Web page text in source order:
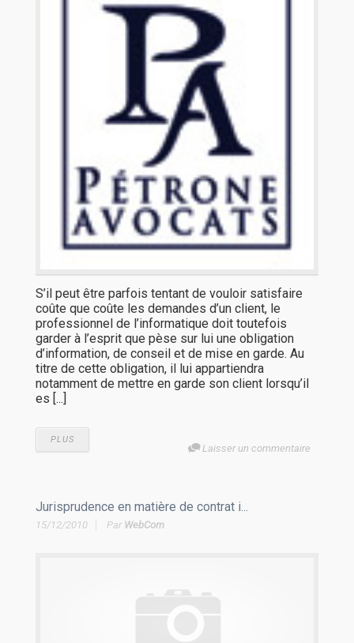
S’il peut être parfois tentant de vouloir satisfaire
coûte que coûte les demandes d’un client, le
professionnel de l’informatique doit toutefois
garder à l’esprit que pèse sur lui une obligation
d’information, de conseil et de mise en garde. Au
titre de cette obligation, il lui appartiendra
notamment de mettre en garde son client lorsqu’il
es [...]
PLUS
Laisser un commentaire
Jurisprudence en matière de contrat i...
15/12/2010 Par WebCom